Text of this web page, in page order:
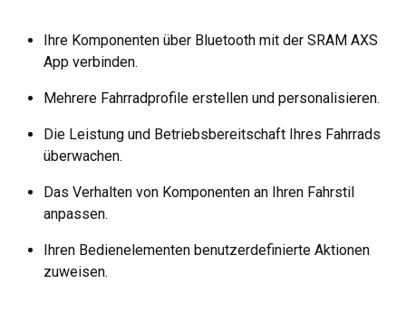
Ihre Komponenten über Bluetooth mit der SRAM AXS
App verbinden.
Mehrere Fahrradprofile erstellen und personalisieren.
Die Leistung und Betriebsbereitschaft Ihres Fahrrads
überwachen.
Das Verhalten von Komponenten an Ihren Fahrstil
anpassen.
Ihren Bedienelementen benutzerdefinierte Aktionen
zuweisen.